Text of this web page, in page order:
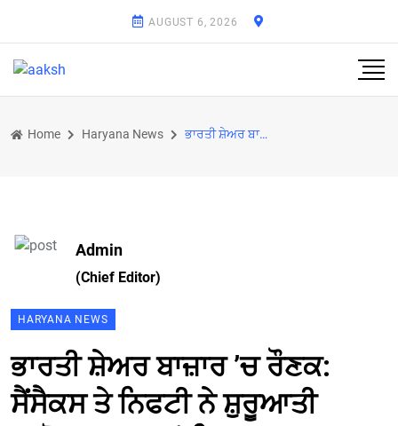
AUGUST 6, 2026
Home Haryana News ਭਾਰਤੀ ਸ਼ੇਅਰ ਬਾਜ਼ਾਰ ’ਚ ਰੌਣਕ: ਸੈਂਸੈਕਸ ਤੇ ਨਿਫਟੀ ਨੇ ਸ਼ੁਰੂਆਤੀ ਕਾਰੋਬਾਰ ’ਚ ਨਵਾਂ ਰਿਕਾਰਡ ਬਣਾਇਆ
Admin
(Chief Editor)
HARYANA NEWS
ਭਾਰਤੀ ਸ਼ੇਅਰ ਬਾਜ਼ਾਰ ’ਚ ਰੌਣਕ:
ਸੈਂਸੈਕਸ ਤੇ ਨਿਫਟੀ ਨੇ ਸ਼ੁਰੂਆਤੀ